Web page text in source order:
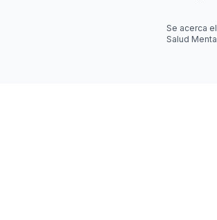
Se acerca
Salud